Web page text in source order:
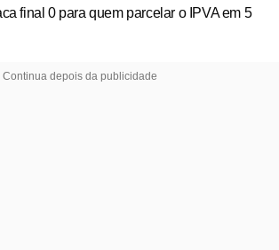
final 0 para quem parcelar o IPVA em 5
Continua depois da publicidade